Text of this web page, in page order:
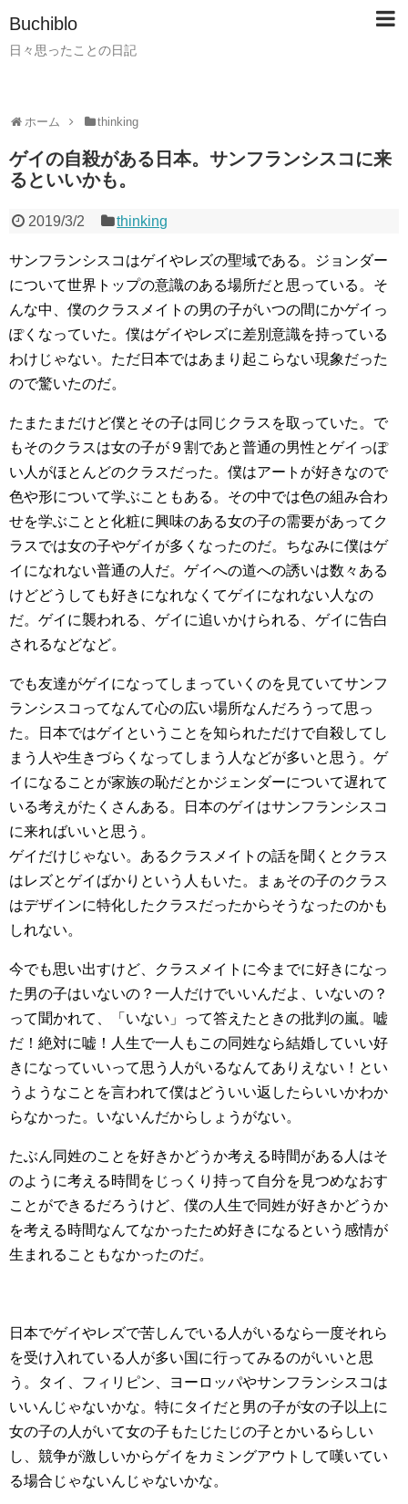
Buchiblo
日々思ったことの日記
ホーム thinking
ゲイの自殺がある日本。サンフランシスコに来
るといいかも。
2019/3/2 thinking
サンフランシスコはゲイやレズの聖域である。ジョンダー
について世界トップの意識のある場所だと思っている。そ
んな中、僕のクラスメイトの男の子がいつの間にかゲイっ
ぽくなっていた。僕はゲイやレズに差別意識を持っている
わけじゃない。ただ日本ではあまり起こらない現象だった
ので驚いたのだ。
たまたまだけど僕とその子は同じクラスを取っていた。で
もそのクラスは女の子が９割であと普通の男性とゲイっぽ
い人がほとんどのクラスだった。僕はアートが好きなので
色や形について学ぶこともある。その中では色の組み合わ
せを学ぶことと化粧に興味のある女の子の需要があってク
ラスでは女の子やゲイが多くなったのだ。ちなみに僕はゲ
イになれない普通の人だ。ゲイへの道への誘いは数々ある
けどどうしても好きになれなくてゲイになれない人なの
だ。ゲイに襲われる、ゲイに追いかけられる、ゲイに告白
されるなどなど。
でも友達がゲイになってしまっていくのを見ていてサンフ
ランシスコってなんて心の広い場所なんだろうって思っ
た。日本ではゲイということを知られただけで自殺してし
まう人や生きづらくなってしまう人などが多いと思う。ゲ
イになることが家族の恥だとかジェンダーについて遅れて
いる考えがたくさんある。日本のゲイはサンフランシスコ
に来ればいいと思う。
ゲイだけじゃない。あるクラスメイトの話を聞くとクラス
はレズとゲイばかりという人もいた。まぁその子のクラス
はデザインに特化したクラスだったからそうなったのかも
しれない。
今でも思い出すけど、クラスメイトに今までに好きになっ
た男の子はいないの？一人だけでいいんだよ、いないの？
って聞かれて、「いない」って答えたときの批判の嵐。嘘
だ！絶対に嘘！人生で一人もこの同姓なら結婚していい好
きになっていいって思う人がいるなんてありえない！とい
うようなことを言われて僕はどういい返したらいいかわか
らなかった。いないんだからしょうがない。
たぶん同姓のことを好きかどうか考える時間がある人はそ
のように考える時間をじっくり持って自分を見つめなおす
ことができるだろうけど、僕の人生で同姓が好きかどうか
を考える時間なんてなかったため好きになるという感情が
生まれることもなかったのだ。
日本でゲイやレズで苦しんでいる人がいるなら一度それら
を受け入れている人が多い国に行ってみるのがいいと思
う。タイ、フィリピン、ヨーロッパやサンフランシスコは
いいんじゃないかな。特にタイだと男の子が女の子以上に
女の子の人がいて女の子もたじたじの子とかいるらしい
し、競争が激しいからゲイをカミングアウトして嘆いてい
る場合じゃないんじゃないかな。